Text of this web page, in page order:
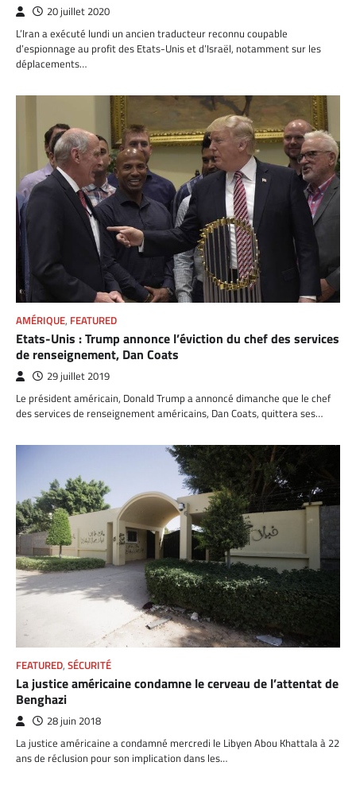
20 juillet 2020
L’Iran a exécuté lundi un ancien traducteur reconnu coupable
d’espionnage au profit des Etats-Unis et d’Israël, notamment sur les
déplacements…
AMÉRIQUE, FEATURED
Etats-Unis : Trump annonce l’éviction du chef des services
de renseignement, Dan Coats
29 juillet 2019
Le président américain, Donald Trump a annoncé dimanche que le chef
des services de renseignement américains, Dan Coats, quittera ses…
FEATURED, SÉCURITÉ
La justice américaine condamne le cerveau de l’attentat de
Benghazi
28 juin 2018
La justice américaine a condamné mercredi le Libyen Abou Khattala à 22
ans de réclusion pour son implication dans les…